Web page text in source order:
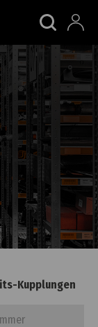
Kupplungen